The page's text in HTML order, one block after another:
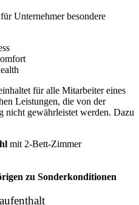
Unternehmer besondere
für alle Mitarbeiter eines
Leistungen, die von der
nicht gewährleistet werden. Dazu
mit 2-Bett-Zimmer
zu Sonderkonditionen